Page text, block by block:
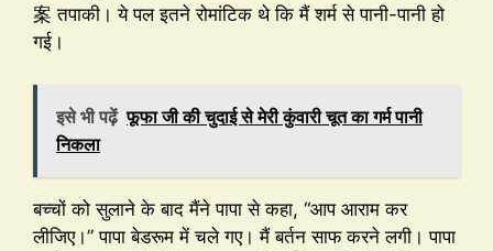
案 तपाकी। ये पल इतने रोमांटिक थे कि मैं शर्म से पानी-पानी हो
गई।
इसे भी पढ़ें फूफा जी की चुदाई से मेरी कुंवारी चूत का गर्म पानी
निकला
बच्चों को सुलाने के बाद मैंने पापा से कहा, “आप आराम कर
लीजिए।” पापा बेडरूम में चले गए। मैं बर्तन साफ करने लगी। पापा